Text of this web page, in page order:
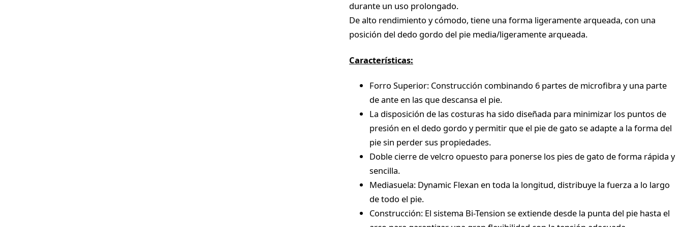
durante un uso prolongado.
De alto rendimiento y cómodo, tiene una forma ligeramente arqueada, con una
posición del dedo gordo del pie media/ligeramente arqueada.
Características:
Forro Superior: Construcción combinando 6 partes de microfibra y una parte
de ante en las que descansa el pie.
La disposición de las costuras ha sido diseñada para minimizar los puntos de
presión en el dedo gordo y permitir que el pie de gato se adapte a la forma del
pie sin perder sus propiedades.
Doble cierre de velcro opuesto para ponerse los pies de gato de forma rápida y
sencilla.
Mediasuela: Dynamic Flexan en toda la longitud, distribuye la fuerza a lo largo
de todo el pie.
Construcción: El sistema Bi-Tension se extiende desde la punta del pie hasta el